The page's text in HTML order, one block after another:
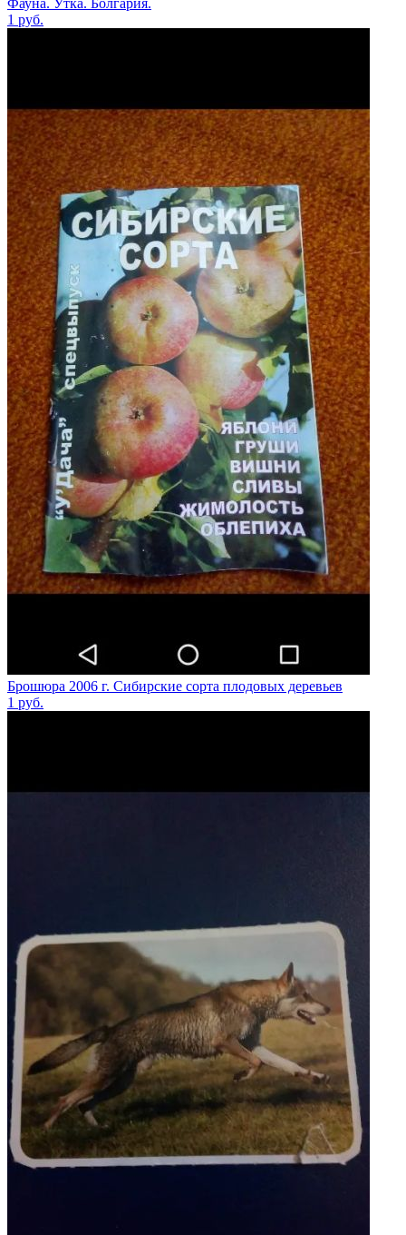
Фауна. Утка. Болгария.
1 руб.
Брошюра 2006 г. Сибирские сорта плодовых деревьев
1 руб.